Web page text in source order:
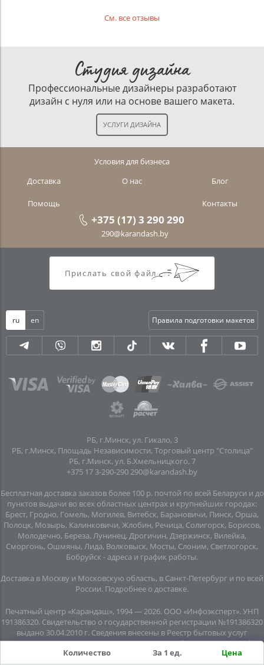
Количество За 1 ед. Цена
См. все отзывы
Студия дизайна
Профессиональные дизайнеры разработают
дизайн с нуля или на основе вашего макета.
Условия для бизнеса
Доставка
О нас Блог
Помощь Контакты
+375 (17) 3 290 290
290@karandash.by
Прислать свой файл
ru en Правила подготовки макетов
РБ, г.Минск, ул. Гикало, 3
РБ, г.Минск, Площадь Независимости, Торговый центр "Столица"
РБ, г.Минск, ул. Б.Хмельницкого, 7
+375 17 3-290-290 290@karandash.by
Бесплатная доставка заказов более 100 р. почтой по всей Беларуси и до
пунктов выдачи во всех областных центрах и крупнейших городах:
Брест, Гродно, Гомель, Могилев, Витебск, Барановичи, Пинск, Орша,
Полоцк, Мозырь, Калинковичи, Жлобин, Речица, Солигорск, Борисов,
Молодечно, Береза, Лунинец, Дрогичин, Дзержинск, Вилейка,
Сморгонь, Ошмяны, Лида, Волковыск, Мосты, Слоним, Светлогорск,
Бобруйск - адреса и график работы.
Доставка в Москву и Московскую область, в Санкт-Петербург и по всей
Росcии. Подробнее о доставке.
Печатный центр «Карандаш», 1994 — 2026. ООО «Инфоэксперт». УНП
191386320. Свидетельство о государственной регистрации №191386320
выдано 30.04.2010 г. Сведения внесены в Реестр бытовых услуг
08.06.2015г. (свидетельство №20445). Почтовый адрес: подземный
переход №8, помещение №7, пл. Независимости, г. Минск, 220030.